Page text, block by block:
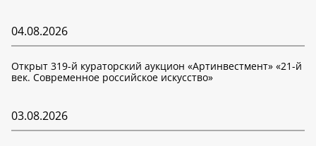
04.08.2026
Открыт 319-й кураторский аукцион «Артинвестмент» «21-й
век. Современное российское искусство»
03.08.2026